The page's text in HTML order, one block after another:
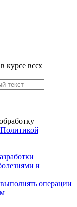
курсе всех
и
операции